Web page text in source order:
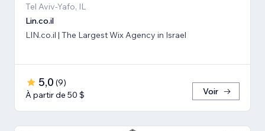
Tel Aviv-Yafo, IL
Lin.co.il
LIN.co.il | The Largest Wix Agency in Israel
5,0 (9)
À partir de 50 $
Voir